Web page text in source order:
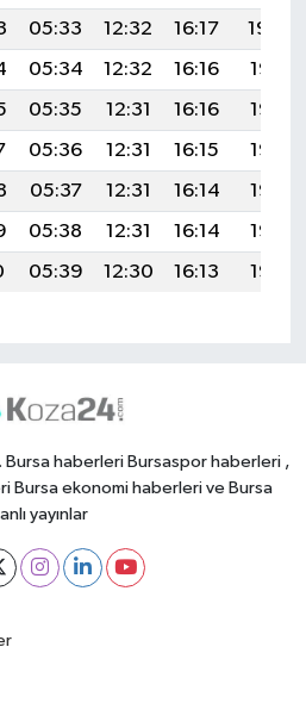
05:33 12:32 16:17
19:20
05:34 12:32 16:16
19:19
05:35 12:31 16:16
19:18
05:36 12:31 16:15
19:16
05:37 12:31 16:14
19:15
05:38 12:31 16:14
19:13
05:39 12:30 16:13 19:12
haberleri Bursaspor haberleri ,
Bursa ekonomi haberleri ve Bursa
yayınlar